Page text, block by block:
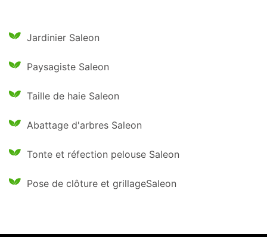
Jardinier Saleon
Paysagiste Saleon
Taille de haie Saleon
Abattage d'arbres Saleon
Tonte et réfection pelouse Saleon
Pose de clôture et grillageSaleon